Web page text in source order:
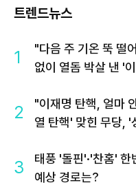
트렌드뉴스
1
"다음 주 기온 뚝 떨
없이 열돔 박살 낸 '
2
"이재명 탄핵, 얼마
열 탄핵' 맞힌 무당, '
3
태풍 '돌핀'·'찬홈'
예상 경로는?